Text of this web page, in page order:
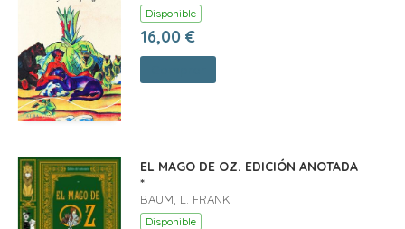
Disponible
16,00 €
EL MAGO DE OZ. EDICIÓN ANOTADA
*
BAUM, L. FRANK
Disponible